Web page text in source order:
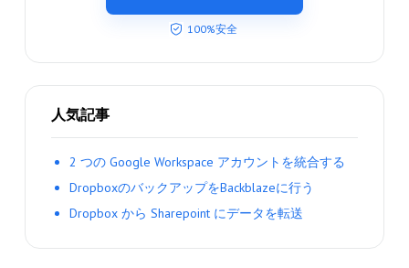
100%安全
人気記事
2 つの Google Workspace アカウントを統合する
DropboxのバックアップをBackblazeに行う
Dropbox から Sharepoint にデータを転送